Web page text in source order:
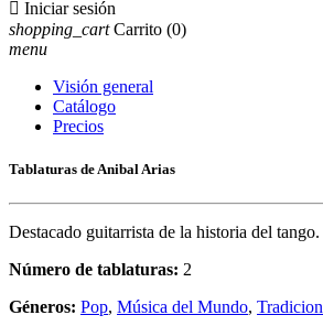
 Iniciar sesión
shopping_cart Carrito (0)
menu
Visión general
Catálogo
Precios
Tablaturas de Anibal Arias
Destacado guitarrista de la historia del tango.
Número de tablaturas: 2
Géneros: Pop, Música del Mundo,